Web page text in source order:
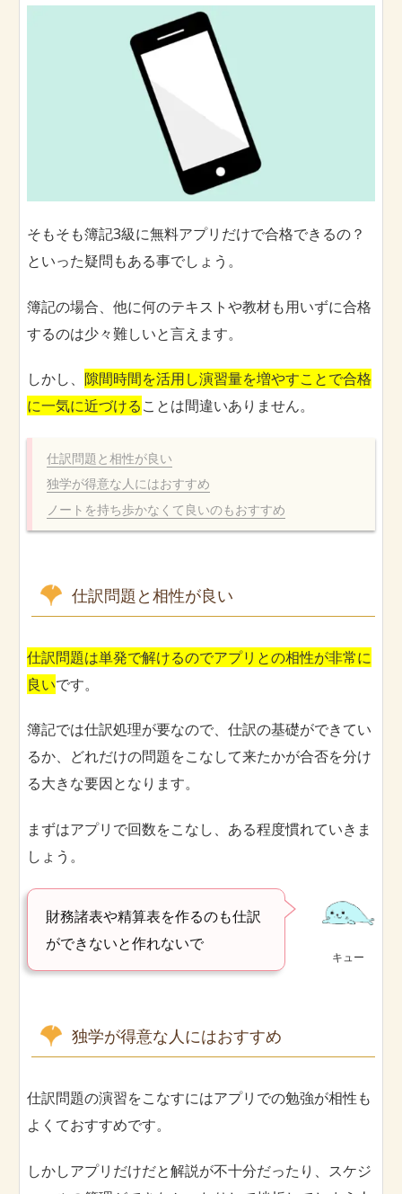
そもそも簿記3級に無料アプリだけで合格できるの？
といった疑問もある事でしょう。
簿記の場合、他に何のテキストや教材も用いずに合格
するのは少々難しいと言えます。
しかし、 隙間時間を活用し演習量を増やすことで合格
に一気に近づけることは間違いありません。
仕訳問題と相性が良い
独学が得意な人にはおすすめ
ノートを持ち歩かなくて良いのもおすすめ
仕訳問題と相性が良い
仕訳問題は単発で解けるのでアプリとの相性が非常に
良いです。
簿記では仕訳処理が要なので、仕訳の基礎ができてい
るか、どれだけの問題をこなして来たかが合否を分け
る大きな要因となります。
まずはアプリで回数をこなし、ある程度慣れていきま
しょう。
キュー
財務諸表や精算表を作るのも仕訳
ができないと作れないで
独学が得意な人にはおすすめ
仕訳問題の演習をこなすにはアプリでの勉強が相性も
よくておすすめです。
しかしアプリだけだと解説が不十分だったり、スケジ